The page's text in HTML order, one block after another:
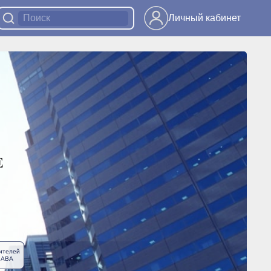
Личный кабинет